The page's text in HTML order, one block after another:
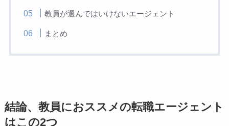
教員が選んではいけないエージェント
まとめ
結論、教員におススメの転職エージェント
はこの2つ